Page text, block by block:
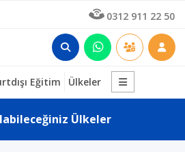
0312 911 22 50
Eğitim Ülkeler
Ülkeler